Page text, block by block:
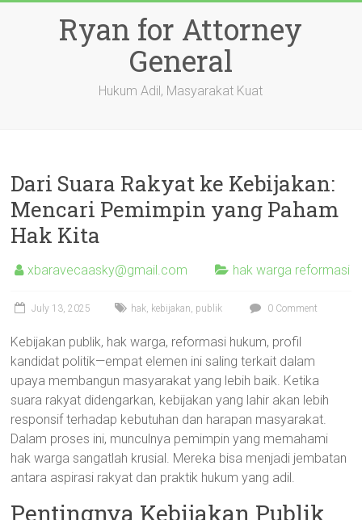
Ryan for Attorney
General
Hukum Adil, Masyarakat Kuat
Dari Suara Rakyat ke Kebijakan:
Mencari Pemimpin yang Paham
Hak Kita
xbaravecaasky@gmail.com hak warga reformasi
July 13, 2025 hak, kebijakan, publik 0 Comment
Kebijakan publik, hak warga, reformasi hukum, profil
kandidat politik—empat elemen ini saling terkait dalam
upaya membangun masyarakat yang lebih baik. Ketika
suara rakyat didengarkan, kebijakan yang lahir akan lebih
responsif terhadap kebutuhan dan harapan masyarakat.
Dalam proses ini, munculnya pemimpin yang memahami
hak warga sangatlah krusial. Mereka bisa menjadi jembatan
antara aspirasi rakyat dan praktik hukum yang adil.
Pentingnya Kebijakan Publik